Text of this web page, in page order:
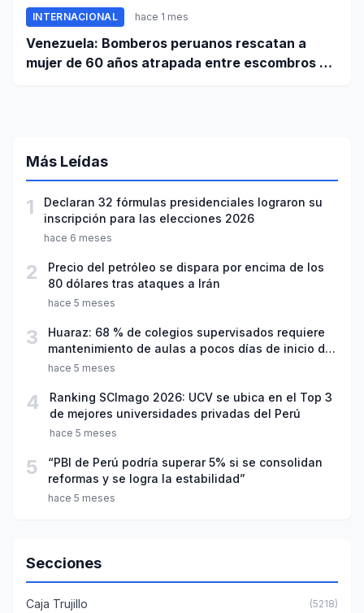
INTERNACIONAL hace 1 mes
Venezuela: Bomberos peruanos rescatan a
mujer de 60 años atrapada entre escombros de
Más Leídas
1
Declaran 32 fórmulas presidenciales lograron su
inscripción para las elecciones 2026
hace 6 meses
2
Precio del petróleo se dispara por encima de los
80 dólares tras ataques a Irán
hace 5 meses
3
Huaraz: 68 % de colegios supervisados requiere
mantenimiento de aulas a pocos días de inicio del
año escolar 2026
hace 5 meses
4
Ranking SCImago 2026: UCV se ubica en el Top 3
de mejores universidades privadas del Perú
hace 5 meses
5
“PBI de Perú podría superar 5% si se consolidan
reformas y se logra la estabilidad”
hace 5 meses
Secciones
Caja Trujillo (5218)